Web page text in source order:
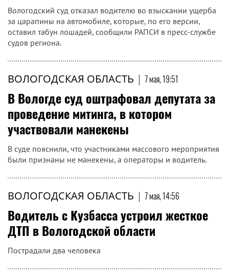
Вологодский суд отказал водителю во взыскании ущерба
за царапины на автомобиле, которые, по его версии,
оставил табун лошадей, сообщили РАПСИ в пресс-службе
судов региона.
ВОЛОГОДСКАЯ ОБЛАСТЬ | 7 мая, 19:51
В Вологде суд оштрафовал депутата за
проведение митинга, в котором
участвовали манекены
В суде пояснили, что участниками массового мероприятия
были признаны не манекены, а операторы и водитель.
ВОЛОГОДСКАЯ ОБЛАСТЬ | 7 мая, 14:56
Водитель с Кузбасса устроил жесткое
ДТП в Вологодской области
Пострадали два человека